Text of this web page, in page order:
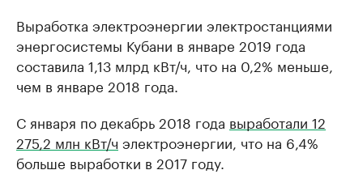
Выработка электроэнергии электростанциями
энергосистемы Кубани в январе 2019 года
составила 1,13 млрд кВт/ч, что на 0,2% меньше,
чем в январе 2018 года.
С января по декабрь 2018 года выработали 12
275,2 млн кВт/ч электроэнергии, что на 6,4%
больше выработки в 2017 году.